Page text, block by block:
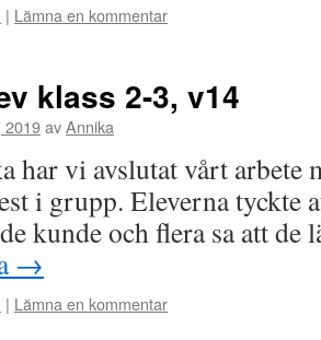
| Lämna en kommentar
klass 2-3, v14
2019avAnnika
har vi avslutat vårt arbete
i grupp. Eleverna tyckte
kunde och flera sa att
→
| Lämna en kommentar